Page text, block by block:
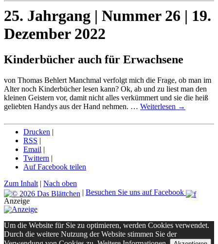
25. Jahrgang | Nummer 26 | 19.
Dezember 2022
Kinderbücher auch für Erwachsene
von Thomas Behlert Manchmal verfolgt mich die Frage, ob man im
Alter noch Kinderbücher lesen kann? Ok, ab und zu liest man den
kleinen Geistern vor, damit nicht alles verkümmert und sie die heiß
geliebten Handys aus der Hand nehmen. … Weiterlesen →
Drucken |
RSS |
Email |
Twittern |
Auf Facebook teilen
Zum Inhalt | Nach oben
| Besuchen Sie uns auf Facebook
Anzeige
Um die Website für Sie zu optimieren, werden Cookies verwendet.
Durch die weitere Nutzung der Website stimmen Sie der